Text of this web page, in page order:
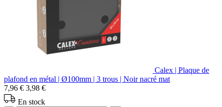
Calex | Plaque de
plafond en métal | Ø100mm | 3 trous | Noir nacré mat
7,96 € 3,98 €
En stock